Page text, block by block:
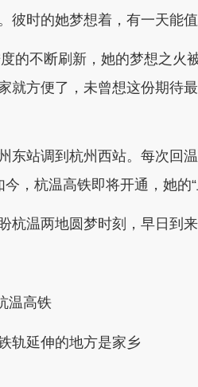
彼时的她梦想着，有一天能值
不断刷新，她的梦想之火
就方便了，未曾想这份期待
站调到杭州西站。每次回
，杭温高铁即将开通，她的“
温两地圆梦时刻，早日到来
温高铁
延伸的地方是家乡